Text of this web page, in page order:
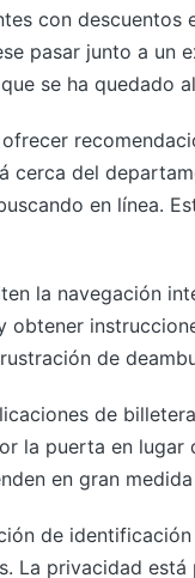
con
pasar junto a un
se ha quedado
cerca del
en línea.
la navegación
de
de
la puerta en lugar
en gran
de
La privacidad está